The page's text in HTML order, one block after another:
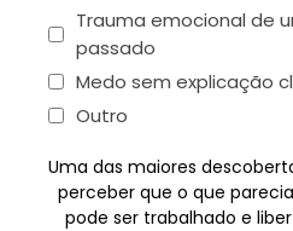
Trauma emocional de
passado
Medo sem explicação
Outro
Uma das maiores
perceber que o que
pode ser trabalhado e